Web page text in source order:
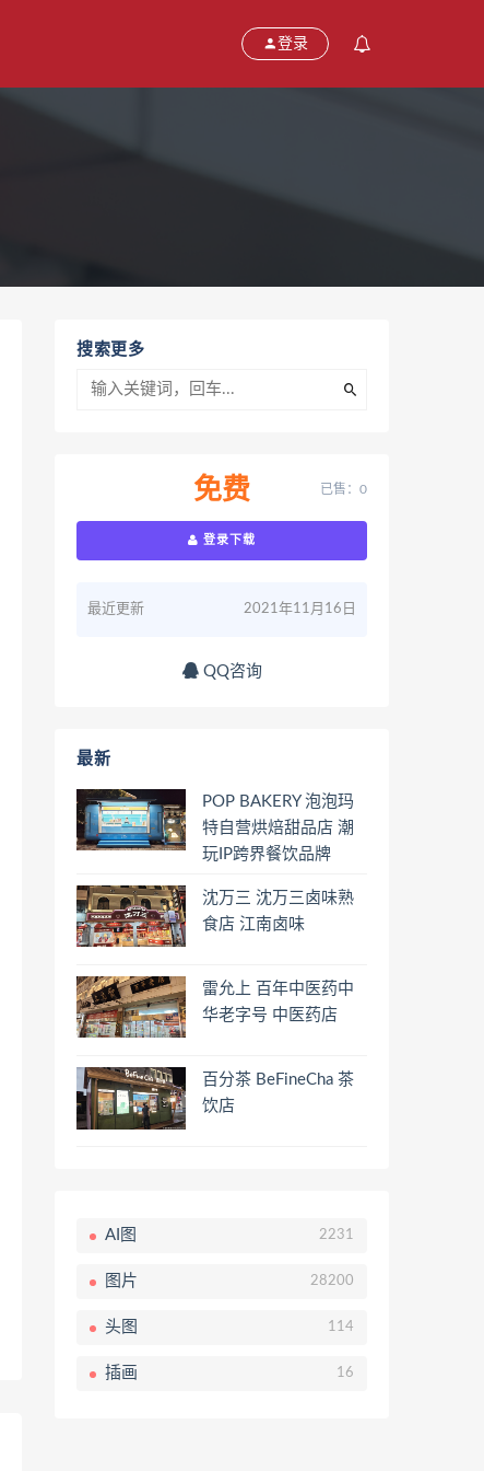
登录
搜索更多
免费 已售：0
登录下载
最近更新 2021年11月16日
QQ咨询
最新
POP BAKERY 泡泡玛
特自营烘焙甜品店 潮
玩IP跨界餐饮品牌
沈万三 沈万三卤味熟
食店 江南卤味
雷允上 百年中医药中
华老字号 中医药店
百分茶 BeFineCha 茶
饮店
AI图 2231
图片 28200
头图 114
插画 16